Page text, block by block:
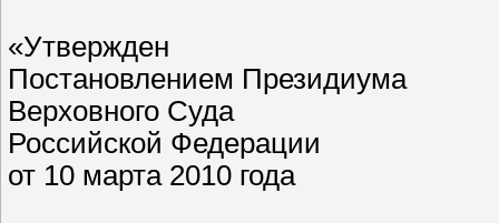
«Утвержден
Постановлением Президиума
Верховного Суда
Российской Федерации
от 10 марта 2010 года